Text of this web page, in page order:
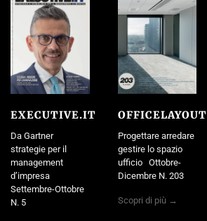
EXECUTIVE.IT
Da Gartner
strategie per il
management
d’impresa
Settembre-Ottobre
N. 5
OFFICELAYOUT
Progettare arredare
gestire lo spazio
ufficio Ottobre-
Dicembre N. 203
Scopri di più →